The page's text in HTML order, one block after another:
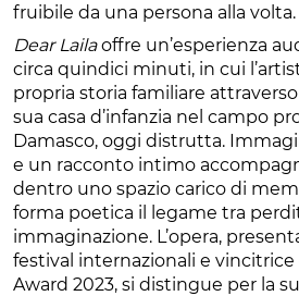
fruibile da una persona alla volta.
Dear Lailaoffre un’esperienza
circa quindici minuti, in cui
propria storia familiare
sua casa d’infanzia nel campo
Damasco, oggi distrutta.
e un racconto intimo
dentro uno spazio carico di
forma poetica il legame tra
immaginazione. L’opera,
festival internazionali e
Award 2023, si distingue per la